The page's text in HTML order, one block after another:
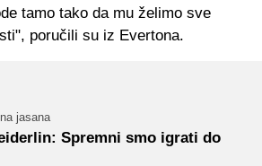
tamo tako da mu želimo sve
poručili su iz Evertona.
jasana
Spremni smo igrati do